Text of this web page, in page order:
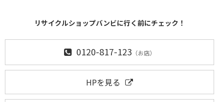
リサイクルショップバンビに行く前にチェック！
0120-817-123 （お店）
HPを見る